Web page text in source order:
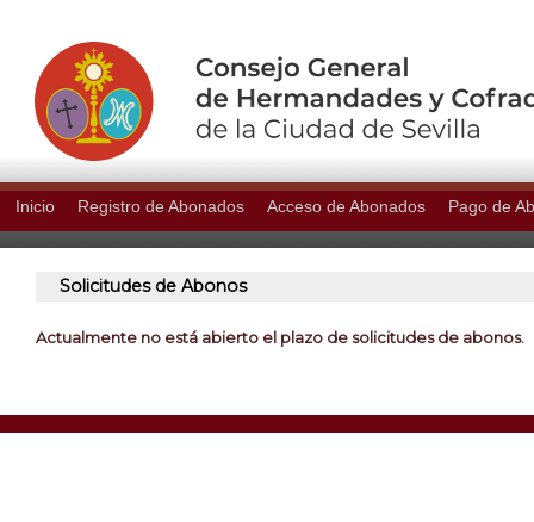
Inicio Registro de Abonados Acceso de Abonados Pago de
Solicitudes de Abonos
Actualmente no está abierto el plazo de solicitudes de abonos.